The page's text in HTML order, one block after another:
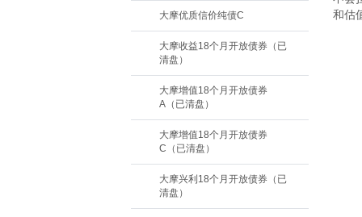
大摩优质信价纯债C
大摩收益18个月开放债券（已
清盘）
大摩增值18个月开放债券
A（已清盘）
大摩增值18个月开放债券
C（已清盘）
大摩兴利18个月开放债券（已
清盘）
和估